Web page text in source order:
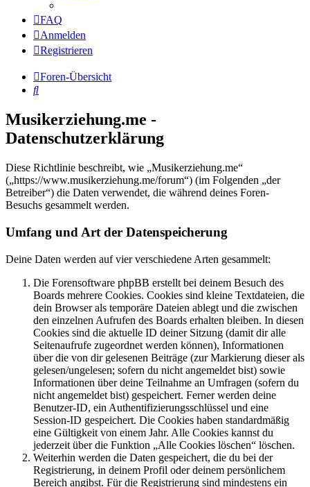
FAQ
Anmelden
Registrieren
Foren-Übersicht
Suche
Musikerziehung.me -
Datenschutzerklärung
Diese Richtlinie beschreibt, wie „Musikerziehung.me“
(„https://www.musikerziehung.me/forum“) (im Folgenden „der
Betreiber“) die Daten verwendet, die während deines Foren-
Besuchs gesammelt werden.
Umfang und Art der Datenspeicherung
Deine Daten werden auf vier verschiedene Arten gesammelt:
Die Forensoftware phpBB erstellt bei deinem Besuch des
Boards mehrere Cookies. Cookies sind kleine Textdateien, die
dein Browser als temporäre Dateien ablegt und die zwischen
den einzelnen Aufrufen des Boards erhalten bleiben. In diesen
Cookies sind die aktuelle ID deiner Sitzung (damit dir alle
Seitenaufrufe zugeordnet werden können), Informationen
über die von dir gelesenen Beiträge (zur Markierung dieser als
gelesen/ungelesen; sofern du nicht angemeldet bist) sowie
Informationen über deine Teilnahme an Umfragen (sofern du
nicht angemeldet bist) gespeichert. Ferner werden deine
Benutzer-ID, ein Authentifizierungsschlüssel und eine
Session-ID gespeichert. Die Cookies haben standardmäßig
eine Gültigkeit von einem Jahr. Alle Cookies kannst du
jederzeit über die Funktion „Alle Cookies löschen“ löschen.
Weiterhin werden die Daten gespeichert, die du bei der
Registrierung, in deinem Profil oder deinem persönlichem
Bereich angibst. Für die Registrierung sind mindestens ein